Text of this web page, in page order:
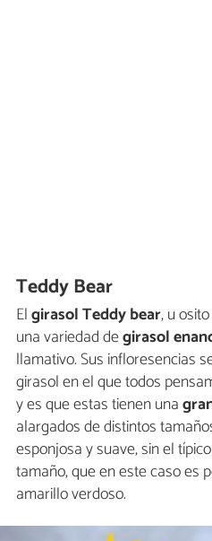
Teddy Bear
Elgirasol Teddy bear, u
una variedad degirasol
llamativo. Sus infloresencias
girasol en el que todos
y es que estas tienen una
alargados de distintos
esponjosa y suave, sin el
tamaño, que en este caso es
amarillo verdoso.